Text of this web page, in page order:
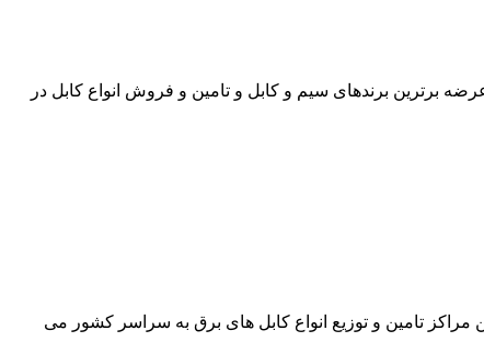
ای آراد کابل، با عرضه برترین برندهای سیم و کابل و تامین و فروش انواع کابل در
بود. آراد کابل یکی از بزرگترین مراکز تامین و توزیع انواع کابل های برق به سراسر کشور می